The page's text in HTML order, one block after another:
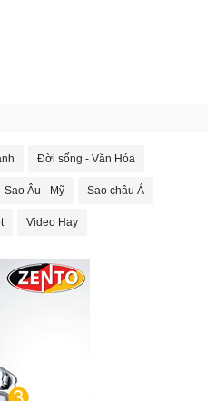
Đời sống - Văn Hóa
Sao Âu - Mỹ Sao châu Á
Video Hay